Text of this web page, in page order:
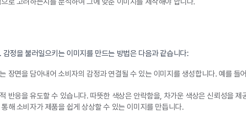
정을 불러일으키는 이미지를 만드는 방법은 다음과 같습니다:
장면을 담아내어 소비자의 감정과 연결될 수 있는 이미지를 생성합니다. 예를 들
반응을 유도할 수 있습니다. 따뜻한 색상은 안락함을, 차가운 색상은 신뢰성을 제
해 소비자가 제품을 쉽게 상상할 수 있는 이미지를 만듭니다.